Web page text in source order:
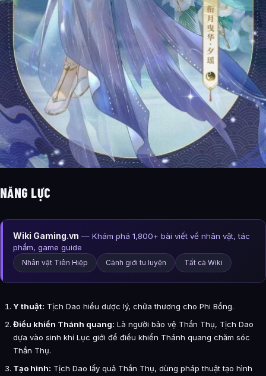
NĂNG LỰC
Wiki Gaming.vn — Khám phá 1,800+ bài viết về nhân vật, tác
phẩm, game guide
Nhân vật Tiên Hiệp Cảnh giới tu luyện Tất cả Wiki
Y thuật: Tịch Dao hiểu dược lý, chữa thương cho Phi Bồng.
Điều khiển Thánh quang: Là người bảo vệ Thần Thụ, Tịch Dao
dựa vào sinh khí Lục giới để điều khiển Thánh quang chăm sóc
Thần Thụ.
Tạo hình: Tịch Dao lấy quả Thần Thụ, dùng pháp thuật tạo hình